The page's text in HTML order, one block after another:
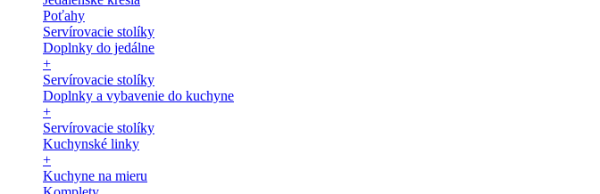
Poťahy
Servírovacie stolíky
Doplnky do jedálne
+
Servírovacie stolíky
Doplnky a vybavenie do kuchyne
+
Servírovacie stolíky
Kuchynské linky
+
Kuchyne na mieru